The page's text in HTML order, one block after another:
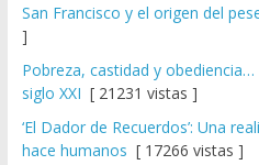
San Francisco y el origen del
]
Pobreza, castidad y
siglo XXI [ 21231 vistas ]
‘El Dador de Recuerdos’: Una
hace humanos [ 17266 vistas ]